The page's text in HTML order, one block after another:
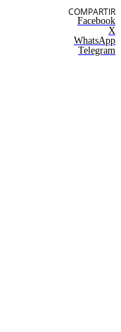
COMPARTIR
Facebook
X
WhatsApp
Telegram